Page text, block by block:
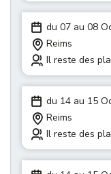
du 07 au 08
Reims
Il reste des
du 14 au 15
Reims
Il reste des